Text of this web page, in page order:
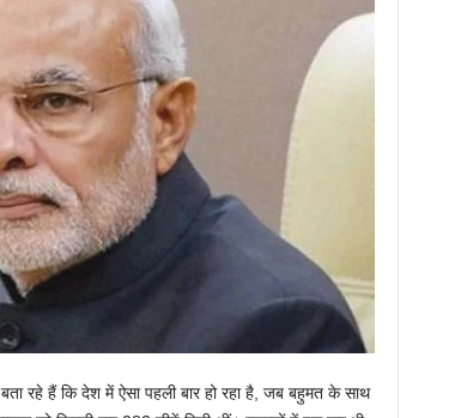
रहे हैं कि देश में ऐसा पहली बार हो रहा है, जब बहुमत के साथ